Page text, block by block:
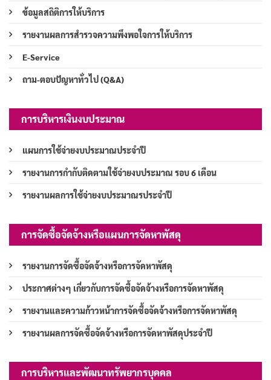
ข้อมูลสถิติการให้บริการ
รายงานผลการสำรวจความพึงพอใจการให้บริการ
E-Service
ถาม-ตอบปัญหาทั่วไป (Q&A)
การบริหารเงินงบประมาณ
แผนการใช้จ่ายงบประมาณประจำปี
รายงานการกำกับติดตามใช้จ่ายงบประมาณ รอบ 6 เดือน
รายงานผลการใช้จ่ายงบประมาณรประจำปี
การจัดซื้อจัดจ้างหรือแผนการจัดหาพัสดุ
รายงานการจัดซื้อจัดจ้างหรือการจัดหาพัสดุ
ประกาศต่างๆ เกี่ยวกับการจัดซื้อจัดจ้างหรือการจัดหาพัสดุ
รายงานและความก้าวหน้าการจัดซื้อจัดจ้างหรือการจัดหาพัสดุ
รายงานผลการจัดซื้อจัดจ้างหรือการจัดหาพัสดุประจำปี
การบริหารและพัฒนาทรัพยากรบุคคล